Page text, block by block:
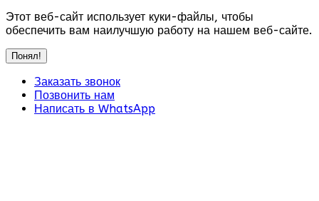
Этот веб-сайт использует куки-файлы, чтобы
обеспечить вам наилучшую работу на нашем веб-сайте.
Понял!
Заказать звонок
Позвонить нам
Написать в WhatsApp